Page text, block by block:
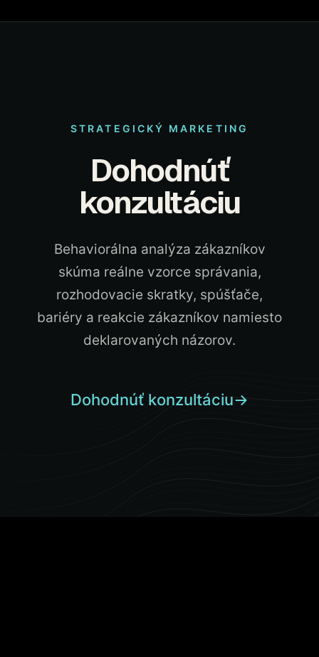
STRATEGICKÝ MARKETING
Dohodnúť
konzultáciu
Behaviorálna analýza zákazníkov
skúma reálne vzorce správania,
rozhodovacie skratky, spúšťače,
bariéry a reakcie zákazníkov namiesto
deklarovaných názorov.
Dohodnúť konzultáciu→